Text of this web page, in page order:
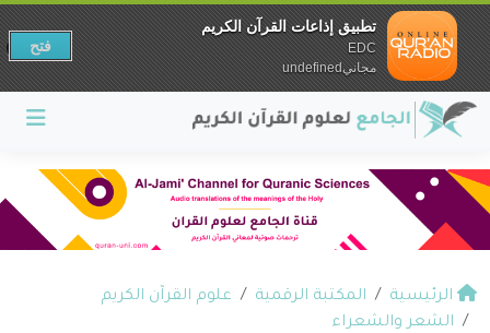
الرئيسية المكتبة الرقمية
علوم القرآن الكريم
الشعر والشعراء
تطبيق إذاعات القرآن الكريم
EDC
مجانيundefined
فتح